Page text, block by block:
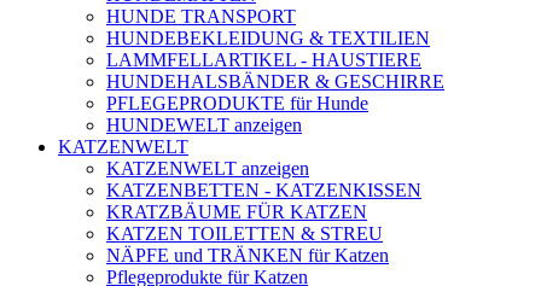
HUNDE TRANSPORT
HUNDEBEKLEIDUNG & TEXTILIEN
LAMMFELLARTIKEL - HAUSTIERE
HUNDEHALSBÄNDER & GESCHIRRE
PFLEGEPRODUKTE für Hunde
HUNDEWELT anzeigen
KATZENWELT
KATZENWELT anzeigen
KATZENBETTEN - KATZENKISSEN
KRATZBÄUME FÜR KATZEN
KATZEN TOILETTEN & STREU
NÄPFE und TRÄNKEN für Katzen
Pflegeprodukte für Katzen